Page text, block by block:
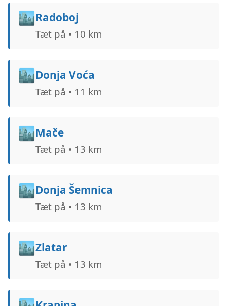
🏙️Radoboj
Tæt på • 10 km
🏙️Donja Voća
Tæt på • 11 km
🏙️Mače
Tæt på • 13 km
🏙️Donja Šemnica
Tæt på • 13 km
🏙️Zlatar
Tæt på • 13 km